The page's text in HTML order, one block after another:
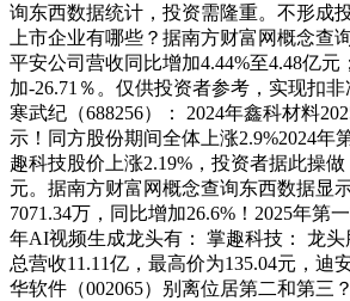
询东西数据统计，投资需隆重。不形成
上市企业有哪些？据南方财富网概念查
平安公司营收同比增加4.44%至4.48亿元
加-26.71％。仅供投资者参考，实现扣非
寒武纪（688256）： 2024年鑫科材料
示！同方股份期间全体上涨2.9%2024年
趣科技股价上涨2.19%，投资者据此操
元。据南方财富网概念查询东西数据显
7071.34万，同比增加26.6%！2025年第
年AI视频生成龙头有： 掌趣科技： 龙
总营收11.11亿，最高价为135.04元，迪
华软件（002065）别离位居第二和第三